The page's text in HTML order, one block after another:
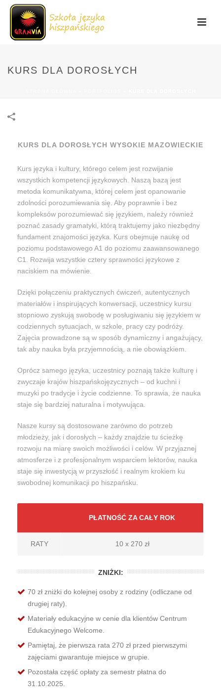
KURS DLA DOROSŁYCH
KURS DLA DOROSŁYCH WYSOKIE MAZOWIECKIE
Kurs języka i kultury, którego celem jest rozwijanie
wszystkich kompetencji językowych. Naszą bazą jest
metoda komunikatywna, której celem jest opanowanie
zdolności porozumiewania się. Aby poprawnie i bez
kompleksów porozumiewać się językiem, należy również
poznać zasady gramatyki, którą traktujemy jako niezbędny
fundament znajomości języka. Kurs obejmuje naukę od
poziomu podstawowego A1 do poziomu zaawansowanego
C1. Rozwija wszystkie cztery sprawności językowe z
naciskiem na mówienie.
Dzięki połączeniu praktycznych ćwiczeń, autentycznych
materiałów i inspirujących konwersacji, uczestnicy kursu
stopniowo zyskują swobodę w posługiwaniu się językiem w
codziennych sytuacjach, w szkole, pracy czy podróży.
Zajęcia prowadzone są w sposób dynamiczny i angażujący,
tak aby nauka była przyjemnością, a nie obowiązkiem.
Oprócz samego języka, uczestnicy poznają także kulturę i
zwyczaje krajów hiszpańskojęzycznych – od kuchni i
muzyki po tradycje i życie codzienne. To sprawia, że nauka
staje się bardziej naturalna i motywująca.
Nasze kursy są dostosowane zarówno do potrzeb
młodzieży, jak i dorosłych – każdy znajdzie tu ścieżkę
rozwoju na miarę swoich możliwości i celów. W przyjaznej
atmosferze i z profesjonalnym wsparciem lektorów, nauka
staje się inwestycją w przyszłość i realnym krokiem ku
swobodnej komunikacji po hiszpańsku.
PŁATNOŚĆ ZA CAŁY ROK
RATY 10 x 270 zł
ZNIŻKI:
70 zł zniżki do kolejnej osoby z rodziny (odliczane od
drugiej raty).
Materiały edukacyjne w cenie dla klientów Centrum
Edukacyjnego Welcome.
Pamiętaj, że pierwsza rata 270 zł przed pierwszymi
zajęciami gwarantuje miejsce w grupie.
Pozostała część opłaty za semestr płatna do
31.10.2025.